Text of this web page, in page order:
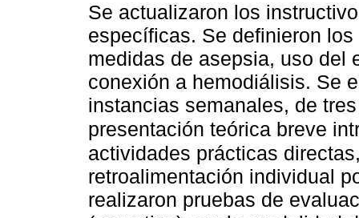
Se actualizaron los
específicas. Se definieron
medidas de asepsia, uso del
conexión a hemodiálisis. Se
instancias semanales, de
presentación teórica breve
actividades prácticas
retroalimentación individual
realizaron pruebas de